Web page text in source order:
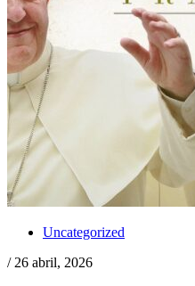
Uncategorized
/ 26 abril, 2026